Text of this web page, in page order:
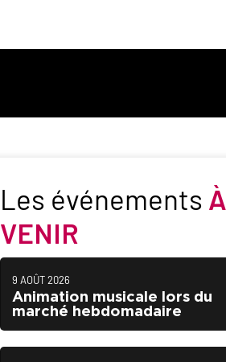
Les événements À
VENIR
9 AOÛT 2026
Animation musicale lors du
marché hebdomadaire